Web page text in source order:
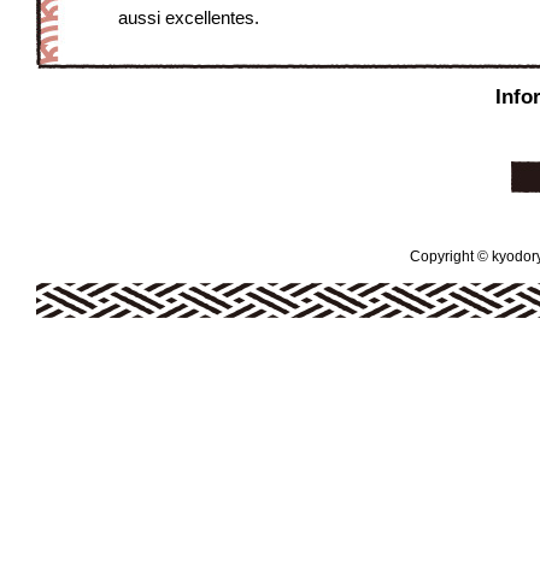
aussi excellentes.
Copyright ©